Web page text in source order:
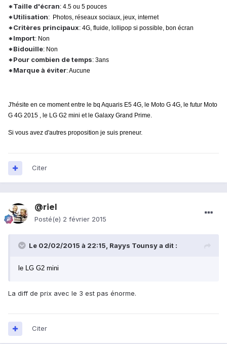
*Taille d'écran: 4.5 ou 5 pouces
*Utilisation: Photos, réseaux sociaux, jeux, internet
*Critères principaux: 4G, fluide, lollipop si possible, bon écran
*Import: Non
*Bidouille: Non
*Pour combien de temps: 3ans
*Marque à éviter: Aucune
J'hésite en ce moment entre le bq Aquaris E5 4G, le Moto G 4G, le futur Moto
G 4G 2015 , le LG G2 mini et le Galaxy Grand Prime.
Si vous avez d'autres proposition je suis preneur.
Citer
@riel
Posté(e) 2 février 2015
Le 02/02/2015 à 22:15, Rayys Tounsy a dit :
le LG G2 mini
La diff de prix avec le 3 est pas énorme.
Citer